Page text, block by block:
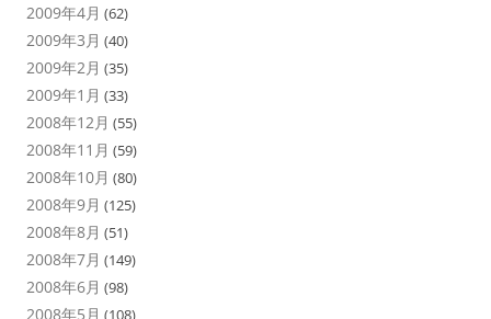
2009年4月 (62)
2009年3月 (40)
2009年2月 (35)
2009年1月 (33)
2008年12月 (55)
2008年11月 (59)
2008年10月 (80)
2008年9月 (125)
2008年8月 (51)
2008年7月 (149)
2008年6月 (98)
2008年5月 (108)